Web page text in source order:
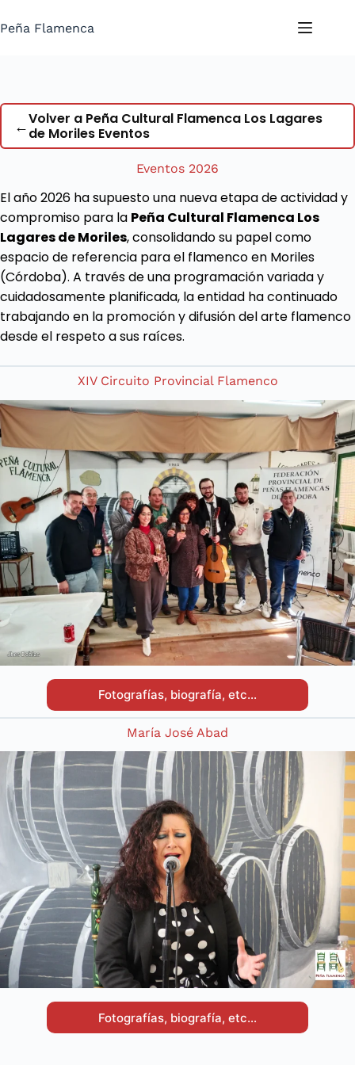
al
Peña Flamenca
←Volver a Peña Cultural Flamenca Los Lagares
de Moriles Eventos
Eventos 2026
El año 2026 ha supuesto una nueva etapa de actividad y
compromiso para la Peña Cultural Flamenca Los
Lagares de Moriles, consolidando su papel como
espacio de referencia para el flamenco en Moriles
(Córdoba). A través de una programación variada y
cuidadosamente planificada, la entidad ha continuado
trabajando en la promoción y difusión del arte flamenco
desde el respeto a sus raíces.
XIV Circuito Provincial Flamenco
Fotografías, biografía, etc…
María José Abad
Fotografías, biografía, etc…